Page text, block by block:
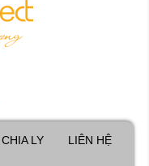
LY LIÊN HỆ